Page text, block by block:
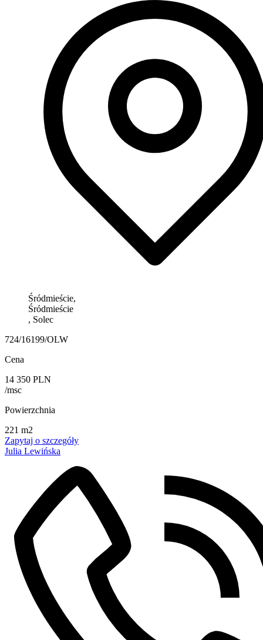
Śródmieście,
Śródmieście
, Solec
724/16199/OLW
Cena
14 350 PLN
/msc
Powierzchnia
221 m2
Zapytaj o szczegóły
Julia Lewińska